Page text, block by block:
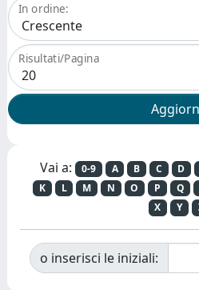
In ordine:
Risultati/Pagina
Vai a: 0-9 A B C D
K
L M N O P Q
X
Y
o inserisci le iniziali: